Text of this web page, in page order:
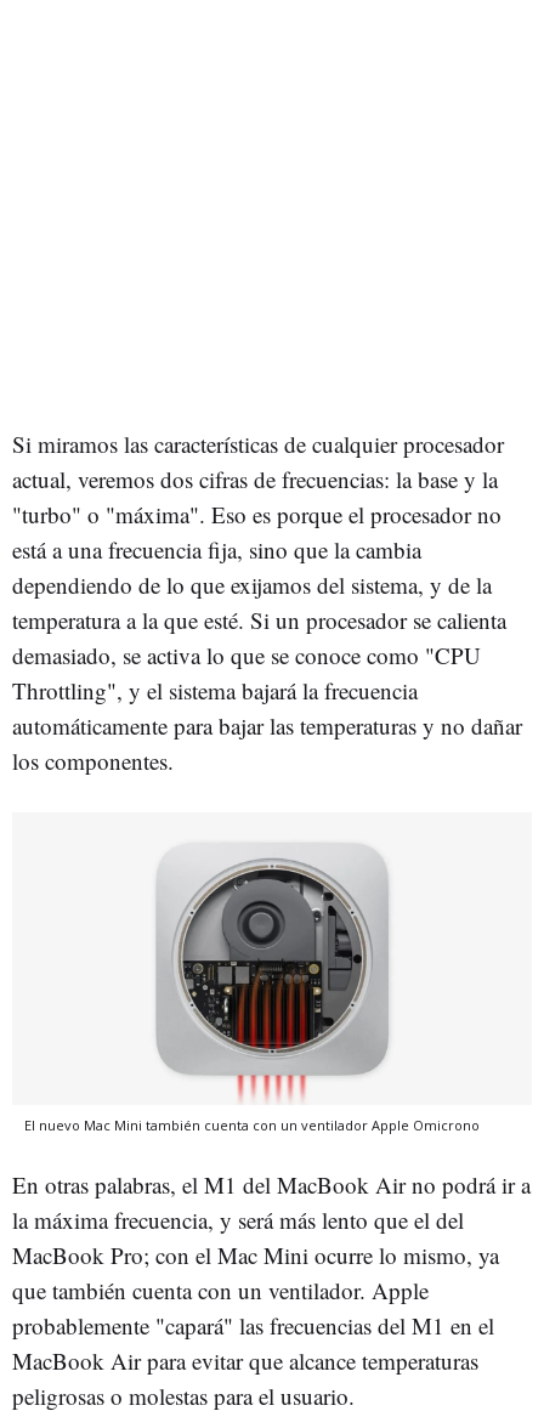
Si miramos las características de cualquier procesador
actual, veremos dos cifras de frecuencias: la base y la
"turbo" o "máxima". Eso es porque el procesador no
está a una frecuencia fija, sino que la cambia
dependiendo de lo que exijamos del sistema, y de la
temperatura a la que esté. Si un procesador se calienta
demasiado, se activa lo que se conoce como "CPU
Throttling", y el sistema bajará la frecuencia
automáticamente para bajar las temperaturas y no dañar
los componentes.
El nuevo Mac Mini también cuenta con un ventilador Apple Omicrono
En otras palabras, el M1 del MacBook Air no podrá ir a
la máxima frecuencia, y será más lento que el del
MacBook Pro; con el Mac Mini ocurre lo mismo, ya
que también cuenta con un ventilador. Apple
probablemente "capará" las frecuencias del M1 en el
MacBook Air para evitar que alcance temperaturas
peligrosas o molestas para el usuario.